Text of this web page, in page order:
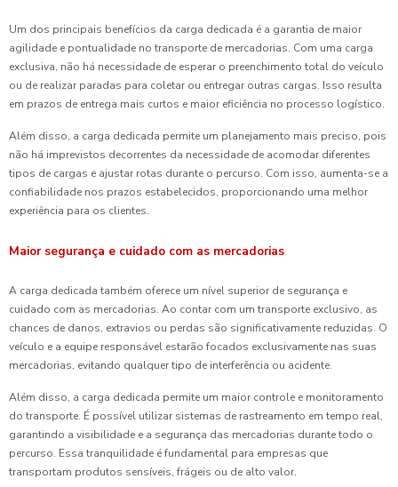
Um dos principais benefícios da carga dedicada é a garantia de maior
agilidade e pontualidade no transporte de mercadorias. Com uma carga
exclusiva, não há necessidade de esperar o preenchimento total do veículo
ou de realizar paradas para coletar ou entregar outras cargas. Isso resulta
em prazos de entrega mais curtos e maior eficiência no processo logístico.
Além disso, a carga dedicada permite um planejamento mais preciso, pois
não há imprevistos decorrentes da necessidade de acomodar diferentes
tipos de cargas e ajustar rotas durante o percurso. Com isso, aumenta-se a
confiabilidade nos prazos estabelecidos, proporcionando uma melhor
experiência para os clientes.
Maior segurança e cuidado com as mercadorias
A carga dedicada também oferece um nível superior de segurança e
cuidado com as mercadorias. Ao contar com um transporte exclusivo, as
chances de danos, extravios ou perdas são significativamente reduzidas. O
veículo e a equipe responsável estarão focados exclusivamente nas suas
mercadorias, evitando qualquer tipo de interferência ou acidente.
Além disso, a carga dedicada permite um maior controle e monitoramento
do transporte. É possível utilizar sistemas de rastreamento em tempo real,
garantindo a visibilidade e a segurança das mercadorias durante todo o
percurso. Essa tranquilidade é fundamental para empresas que
transportam produtos sensíveis, frágeis ou de alto valor.